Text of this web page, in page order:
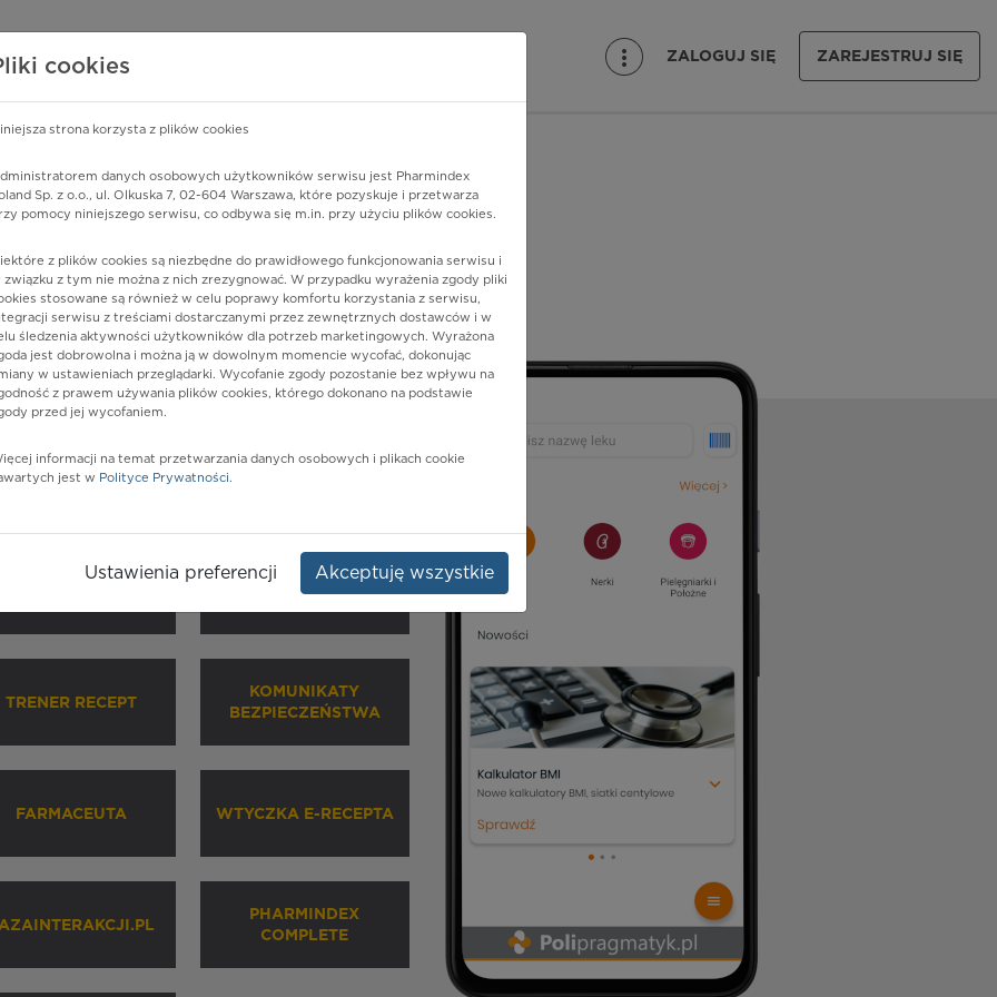
o lekach
PHARMINDEX ZALOGUJ SIĘ ZAREJESTRUJ SIĘ
ochrony zdrowia
INHALATORY
TRENER RECEPT
KOMUNIKATY
BEZPIECZEŃSTWA
FARMACEUTA WTYCZKA E-RECEPTA
PHARMINDEX
COMPLETE
cookies
strona korzysta z plików cookies
danych osobowych użytkowników serwisu jest Pharmindex
Sp. z o.o., ul. Olkuska 7, 02-604 Warszawa, które pozyskuje i przetwarza
pomocy niniejszego serwisu, co odbywa się m.in. przy użyciu plików cookies.
z plików cookies są niezbędne do prawidłowego funkcjonowania serwisu i
związku z tym nie można z nich zrezygnować. W przypadku wyrażenia zgody pliki
stosowane są również w celu poprawy komfortu korzystania z serwisu,
serwisu z treściami dostarczanymi przez zewnętrznych dostawców i w
śledzenia aktywności użytkowników dla potrzeb marketingowych. Wyrażona
jest dobrowolna i można ją w dowolnym momencie wycofać, dokonując
w ustawieniach przeglądarki. Wycofanie zgody pozostanie bez wpływu na
z prawem używania plików cookies, którego dokonano na podstawie
przed jej wycofaniem.
informacji na temat przetwarzania danych osobowych i plikach cookie
jest w Polityce Prywatności.
Ustawienia preferencji Akceptuję wszystkie